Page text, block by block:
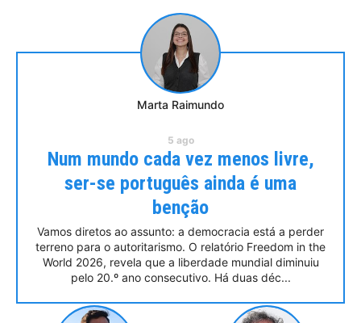
Marta Raimundo
5 ago
Num mundo cada vez menos livre,
ser-se português ainda é uma
benção
Vamos diretos ao assunto: a democracia está a perder
terreno para o autoritarismo. O relatório Freedom in the
World 2026, revela que a liberdade mundial diminuiu
pelo 20.º ano consecutivo. Há duas déc